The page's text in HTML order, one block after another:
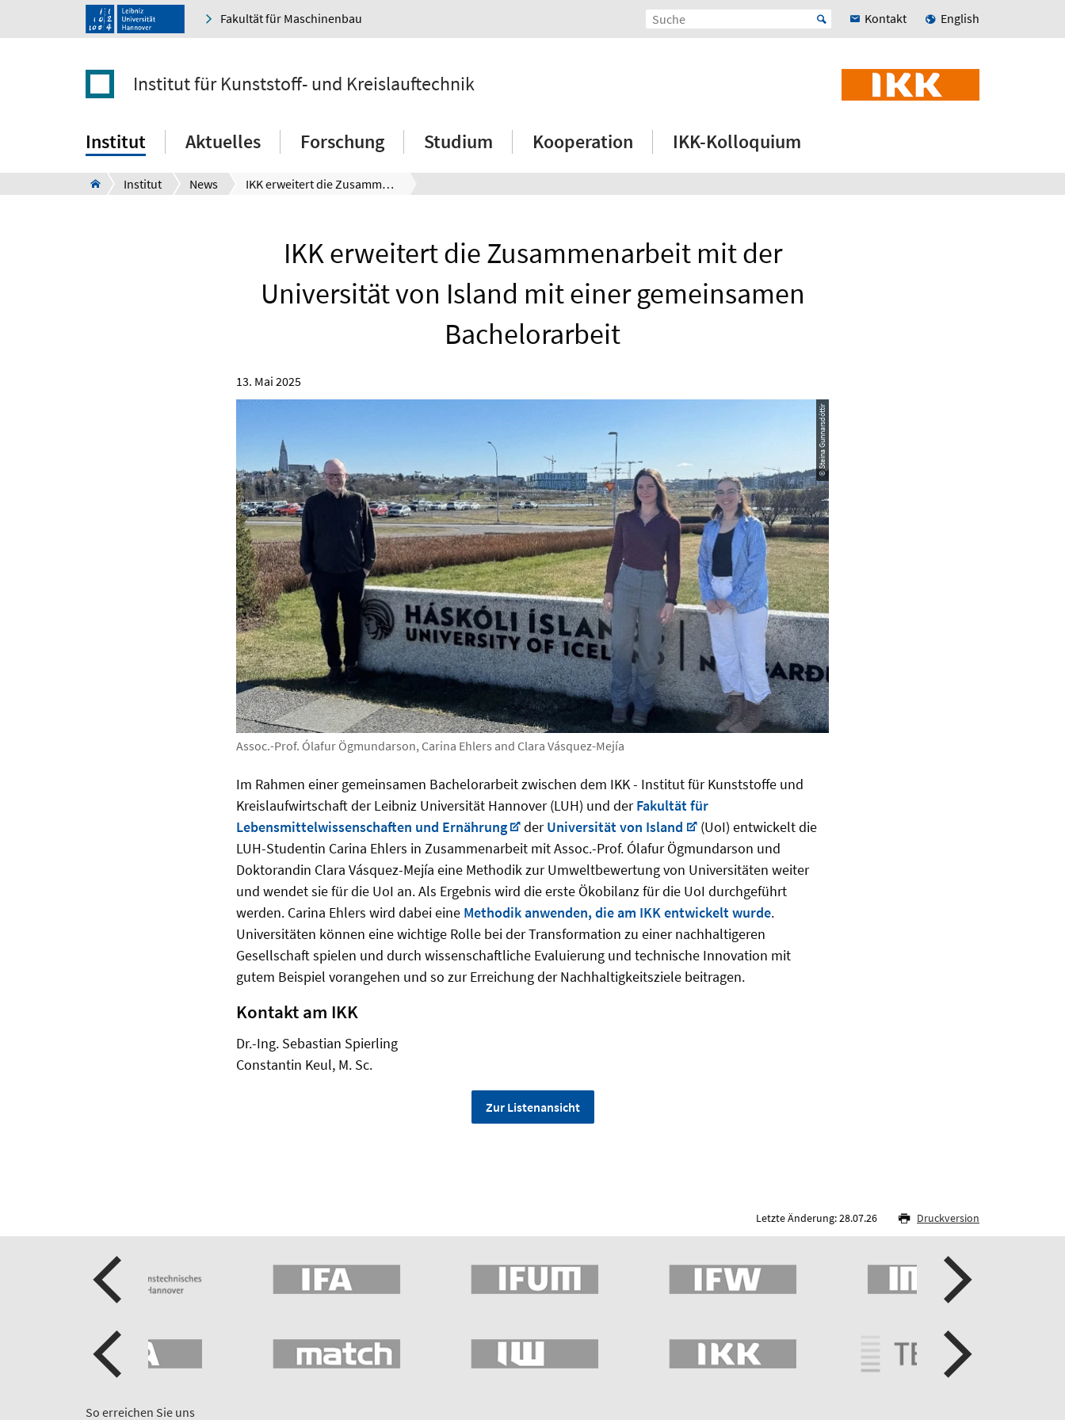
Fakultät für Maschinenbau Kontakt English
Institut für Kunststoff- und Kreislauftechnik
Institut Aktuelles Forschung Studium Kooperation IKK-Kolloquium
Institut News IKK erweitert die Zusammenarbeit mit der Universität von Island mit einer gemeinsamen Bachelorarbeit
IKK erweitert die Zusammenarbeit mit der
Universität von Island mit einer gemeinsamen
Bachelorarbeit
13. Mai 2025
© Steina Gunnarsdóttir
Assoc.-Prof. Ólafur Ögmundarson, Carina Ehlers and Clara Vásquez-Mejía
Im Rahmen einer gemeinsamen Bachelorarbeit zwischen dem IKK - Institut für Kunststoffe und
Kreislaufwirtschaft der Leibniz Universität Hannover (LUH) und derFakultät für
Lebensmittelwissenschaften und Ernährung
derUniversität von Island
(UoI) entwickelt die
LUH-Studentin Carina Ehlers in Zusammenarbeit mit Assoc.-Prof. Ólafur Ögmundarson und
Doktorandin Clara Vásquez-Mejía eine Methodik zur Umweltbewertung von Universitäten weiter
und wendet sie für die UoI an. Als Ergebnis wird die erste Ökobilanz für die UoI durchgeführt
werden. Carina Ehlers wird dabei eine Methodik anwenden, die am IKK entwickelt wurde.
Universitäten können eine wichtige Rolle bei der Transformation zu einer nachhaltigeren
Gesellschaft spielen und durch wissenschaftliche Evaluierung und technische Innovation mit
gutem Beispiel vorangehen und so zur Erreichung der Nachhaltigkeitsziele beitragen.
Kontakt am IKK
Dr.-Ing. Sebastian Spierling
Constantin Keul, M. Sc.
Zur Listenansicht
Letzte Änderung: 28.07.26 Druckversion
So erreichen Sie uns